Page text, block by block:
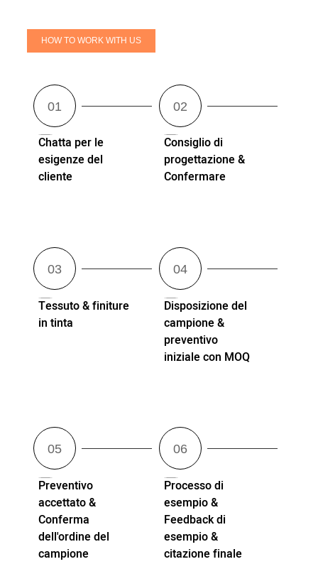
HOW TO WORK WITH US
Chatta per le
esigenze del
cliente
Consiglio di
progettazione &
Confermare
Tessuto & finiture
in tinta
Disposizione del
campione &
preventivo
iniziale con MOQ
Preventivo
accettato &
Conferma
dell'ordine del
campione
Processo di
esempio &
Feedback di
esempio &
citazione finale